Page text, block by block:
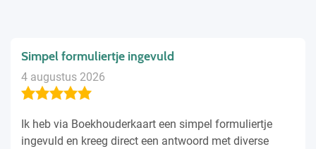
Simpel formuliertje ingevuld
4 augustus 2026
Ik heb via Boekhouderkaart een simpel formuliertje
ingevuld en kreeg direct een antwoord met diverse